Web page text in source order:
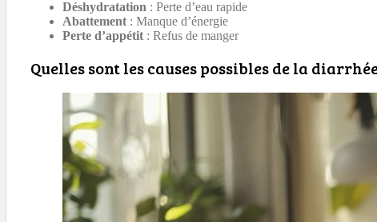
Déshydratation : Perte d’eau rapide
Abattement : Manque d’énergie
Perte d’appétit : Refus de manger
Quelles sont les causes possibles de la